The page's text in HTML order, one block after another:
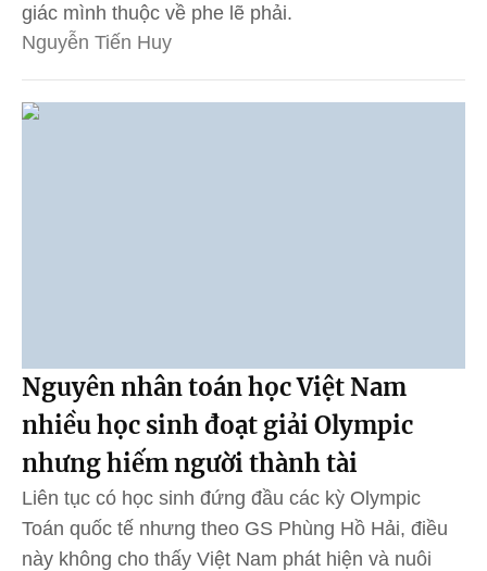
giác mình thuộc về phe lẽ phải.
Nguyễn Tiến Huy
Nguyên nhân toán học Việt Nam
nhiều học sinh đoạt giải Olympic
nhưng hiếm người thành tài
Liên tục có học sinh đứng đầu các kỳ Olympic
Toán quốc tế nhưng theo GS Phùng Hồ Hải, điều
này không cho thấy Việt Nam phát hiện và nuôi